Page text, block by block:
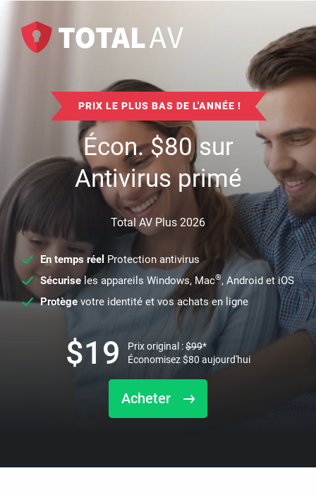
PRIX LE PLUS BAS DE L'ANNÉE !
Écon.$80sur
Antivirus primé
Total AV Plus 2026
En temps réel Protection antivirus
Sécuriseles appareils Windows, Mac®, Android et iOS
Protège votre identité et vos achats en ligne
Acheter
$19 Prix original :$99*
Économisez$80 aujourd'hui